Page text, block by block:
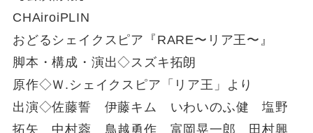
CHAiroiPLIN
おどるシェイクスピア『RARE〜リア王〜』
脚本・構成・演出◇スズキ拓朗
原作◇Ｗ.シェイクスピア「リア王」より
出演◇佐藤誓 伊藤キム いわいのふ健 塩野
拓矢 中村蓉 鳥越勇作 富岡晃一郎 田村興